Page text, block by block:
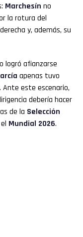
Marchesín no
la rotura del
y, además, su
logró afianzarse
apenas tuvo
este escenario,
debería hacer
de la Selección
Mundial 2026.